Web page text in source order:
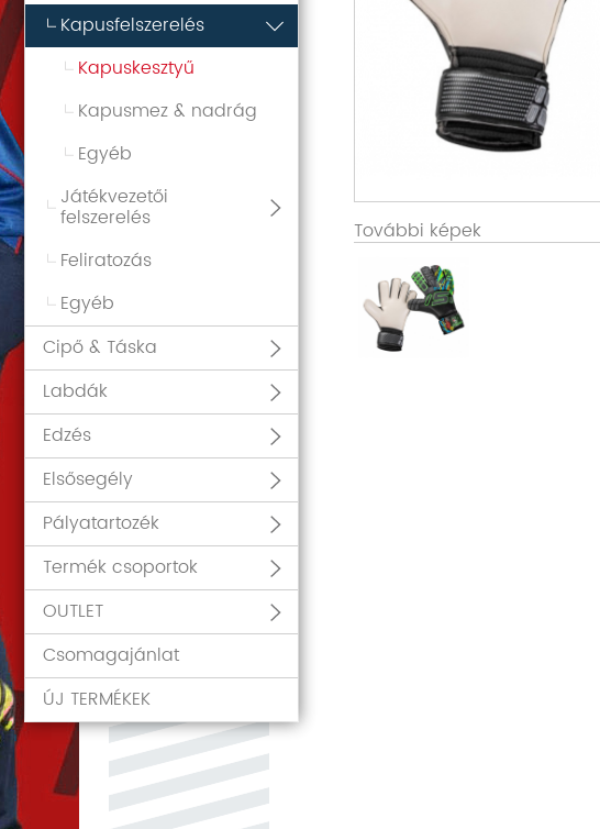
Kapusfelszerelés
Kapuskesztyű
Kapusmez & nadrág
Egyéb
Játékvezetői
felszerelés
Feliratozás
Egyéb
Cipő & Táska
Labdák
Edzés
Elsősegély
Pályatartozék
Termék csoportok
OUTLET
Csomagajánlat
ÚJ TERMÉKEK
További képek